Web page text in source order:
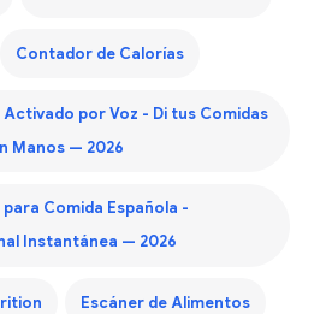
Contador de Calorías
por Voz - Di tus Comidas
Manos — 2026
Comida Española -
Instantánea — 2026
Escáner de Alimentos